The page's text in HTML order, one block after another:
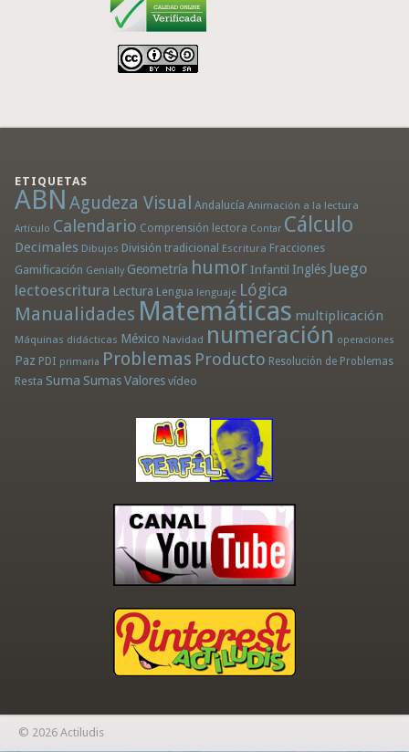
ETIQUETAS
ABN Agudeza Visual Andalucía Animación a la lectura
Artículo Calendario Comprensión lectora Contar Cálculo
Decimales Dibujos División tradicional Escritura Fracciones
Gamificación Genially Geometría humor Infantil Inglés Juego
lectoescritura Lectura Lengua lenguaje Lógica
Manualidades Matemáticas multiplicación
Máquinas didácticas México Navidad numeración operaciones
Paz PDI primaria Problemas Producto Resolución de Problemas
Resta Suma Sumas Valores vídeo
© 2026 Actiludis